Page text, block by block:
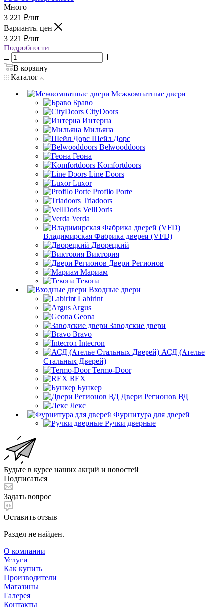
Много
3 221 ₽/шт
Варианты цен
3 221 ₽/шт
Подробности
В корзину
Каталог
Межкомнатные двери
Браво
CityDoors
Интерна
Мильяна
Шейл Дорс
Belwooddoors
Геона
Komfortdoors
Line Doors
Luxor
Profilo Porte
Triadoors
VellDoris
Verda
Владимирская Фабрика дверей (VFD)
Дворецкий
Виктория
Двери Регионов
Мариам
Текона
Входные двери
Labirint
Argus
Geona
Заводские двери
Bravo
Intecron
АСД (Ателье
Стальных Дверей)
Termo-Door
REX
Бункер
Двери Регионов ВД
Лекс
Фурнитура для дверей
Ручки дверные
Будьте в курсе наших акций и новостей
Подписаться
Задать вопрос
Оставить отзыв
Раздел не найден.
О компании
Услуги
Как купить
Производители
Магазины
Галерея
Контакты